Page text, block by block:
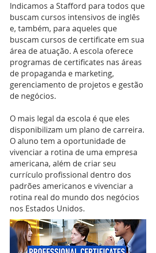
Indicamos a Stafford para todos que
buscam cursos intensivos de inglês
e, também, para aqueles que
buscam cursos de certificate em sua
área de atuação. A escola oferece
programas de certificates nas áreas
de propaganda e marketing,
gerenciamento de projetos e gestão
de negócios.
O mais legal da escola é que eles
disponibilizam um plano de carreira.
O aluno tem a oportunidade de
vivenciar a rotina de uma empresa
americana, além de criar seu
currículo profissional dentro dos
padrões americanos e vivenciar a
rotina real do mundo dos negócios
nos Estados Unidos.